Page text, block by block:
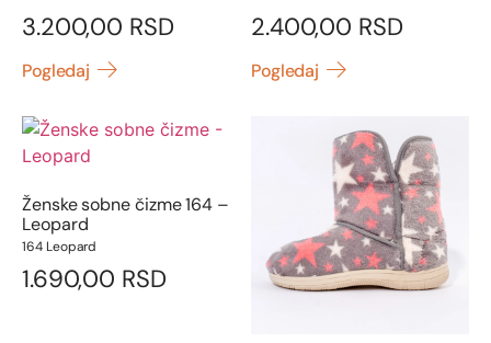
3.200,00 RSD
Pogledaj
2.400,00 RSD
Pogledaj
Ženske sobne čizme 164 –
Leopard
164 Leopard
1.690,00 RSD